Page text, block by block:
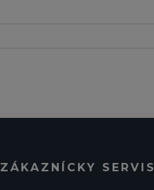
ZÁKAZNÍCKY SERVIS